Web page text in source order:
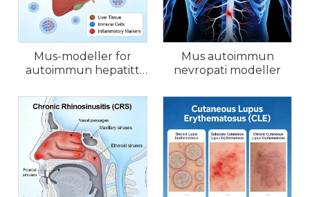
Mus-modeller for
autoimmun hepatitt
Mus autoimmun
nevropati modeller